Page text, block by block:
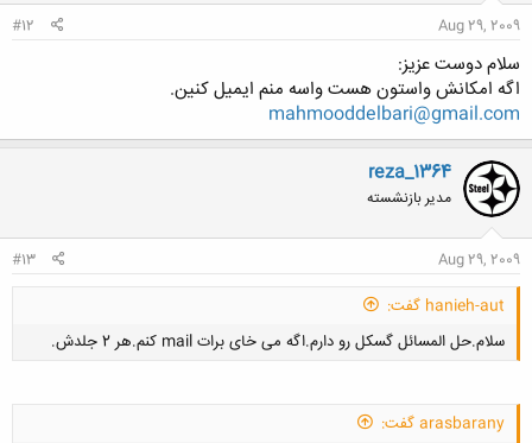
Aug 29, 2009
#12
سلام دوست عزيز:
اگه امكانش واستون هست واسه منم ايميل كنين.
mahmooddelbari@gmail.com
reza_1364
مدیر بازنشسته
Aug 29, 2009
#13
hanieh-aut گفت:
سلام.حل المسائل گسکل رو دارم.اگه می خای برات mail کنم.هر 2 جلدش.
arasbarany گفت: